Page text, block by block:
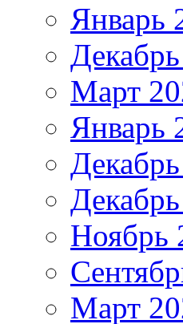
Январь
Март
Январь
Ноябрь
Март